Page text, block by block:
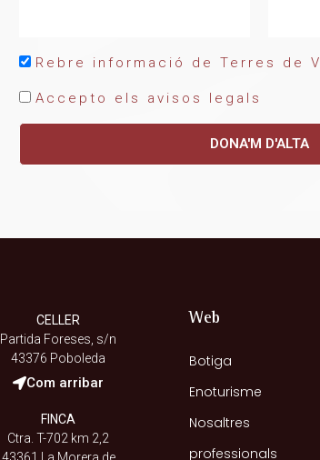
Rebre informació de Terres de
Accepto els avisos legals
DONA'M D'ALTA
CELLER
Partida Foreses, s/n
43376 Poboleda
Com arribar
FINCA
Ctra. T-702 km 2,2
Web
Botiga
Enoturisme
Nosaltres
professionals